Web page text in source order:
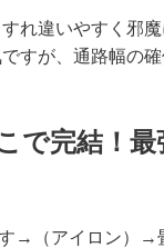
れ違いやすく邪
すが、通路幅の確
で完結！
→（アイロン）→